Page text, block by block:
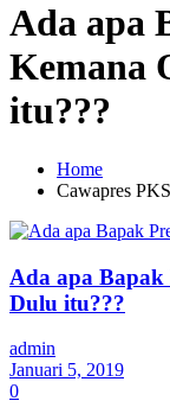
Ada apa
Kemana
itu???
Home
Cawapres PKS
Ada apa Bapak
Dulu itu???
admin
Januari 5, 2019
0